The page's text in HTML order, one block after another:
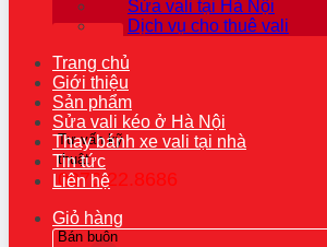
Tư vấn kỹ
thuật
0976.22.8686
Bán buôn
Sửa vali tại Hà Nội
Dịch vụ cho thuê vali
Trang chủ
Giới thiệu
Sản phẩm
Sửa vali kéo ở Hà Nội
Thay bánh xe vali tại nhà
Tin tức
Liên hệ
Giỏ hàng